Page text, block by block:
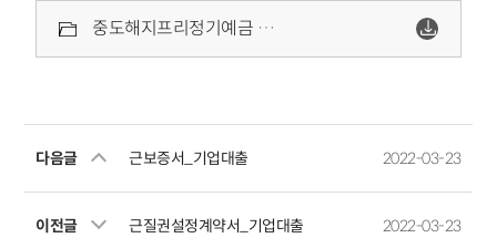
중도해지프리정기예금 상품설명서20220203.pdf
다음글 근보증서_기업대출 2022-03-23
이전글 근질권설정계약서_기업대출 2022-03-23